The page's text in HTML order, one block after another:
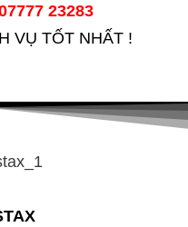
23283
VỤ TỐT NHẤT !